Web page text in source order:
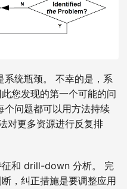
系统瓶颈。 不幸的是，系
您发现的第一个可能的问
个问题都可以用方法持续
对更多资源进行反复排
征和 drill-down 分析。 完
，纠正措施是要调整应用